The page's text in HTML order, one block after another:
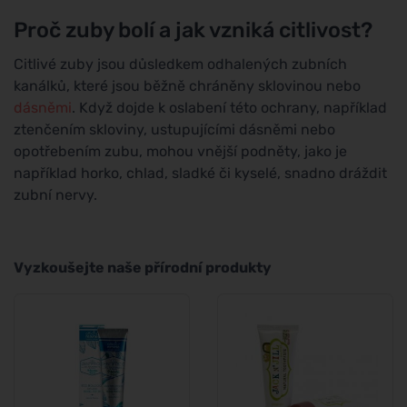
Proč zuby bolí a jak vzniká citlivost?
Citlivé zuby jsou důsledkem odhalených zubních
kanálků, které jsou běžně chráněny sklovinou nebo
dásněmi. Když dojde k oslabení této ochrany, například
ztenčením skloviny, ustupujícími dásněmi nebo
opotřebením zubu, mohou vnější podněty, jako je
například horko, chlad, sladké či kyselé, snadno dráždit
zubní nervy.
Vyzkoušejte naše přírodní produkty